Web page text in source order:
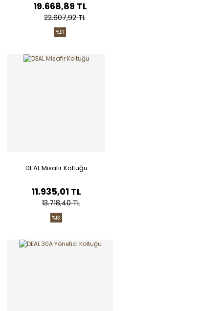
19.668,89 TL
22.607,92 TL
%13
DEAL Misafir Koltuğu
11.935,01 TL
13.718,40 TL
%13